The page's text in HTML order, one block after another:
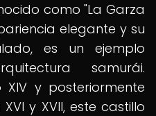
como "La Garza
elegante y su
es un ejemplo
samurái.
y posteriormente
y XVII, este castillo